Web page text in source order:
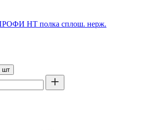
НТ полка сплош. нерж.
шт